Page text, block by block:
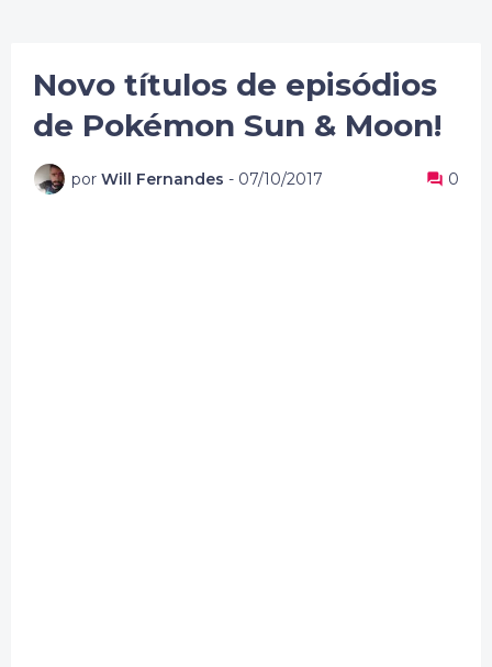
Novo títulos de episódios
de Pokémon Sun & Moon!
por Will Fernandes - 07/10/2017 0